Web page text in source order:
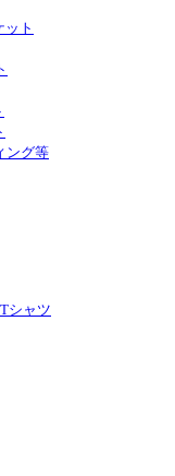
ト
ング等
シャツ